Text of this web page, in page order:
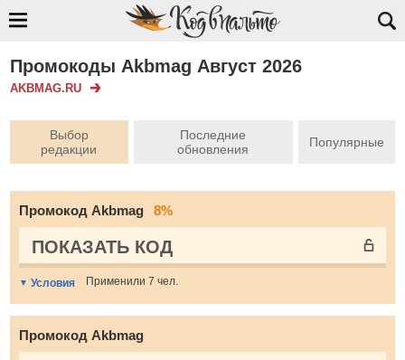
Промокоды Akbmag Август 2026
AKBMAG.RU
Выбор
редакции
Последние
обновления
Популярные
Промокод Akbmag 8%
ПОКАЗАТЬ КОД
Условия Применили 7 чел.
Промокод Akbmag